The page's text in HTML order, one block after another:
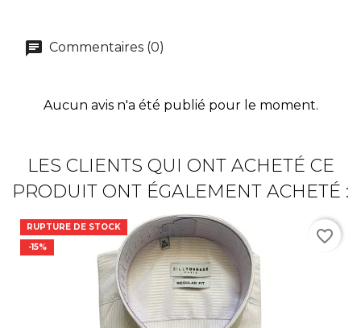
Commentaires (0)
Aucun avis n'a été publié pour le moment.
LES CLIENTS QUI ONT ACHETÉ CE
PRODUIT ONT ÉGALEMENT ACHETÉ :
RUPTURE DE STOCK
-15%
favorite_border